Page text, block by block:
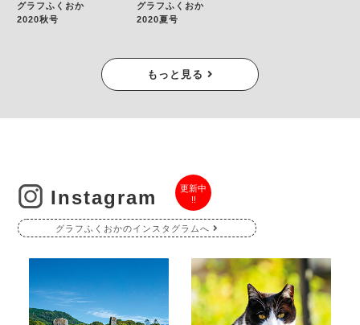
グラフふくおか
2020秋号
グラフふくおか
2020夏号
もっと見る
Instagram
更新中
!!
グラフふくおかのインスタグラムへ